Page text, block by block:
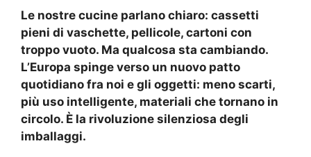
Le nostre cucine parlano chiaro: cassetti
pieni di vaschette, pellicole, cartoni con
troppo vuoto. Ma qualcosa sta cambiando.
L’Europa spinge verso un nuovo patto
quotidiano fra noi e gli oggetti: meno scarti,
più uso intelligente, materiali che tornano in
circolo. È la rivoluzione silenziosa degli
imballaggi.